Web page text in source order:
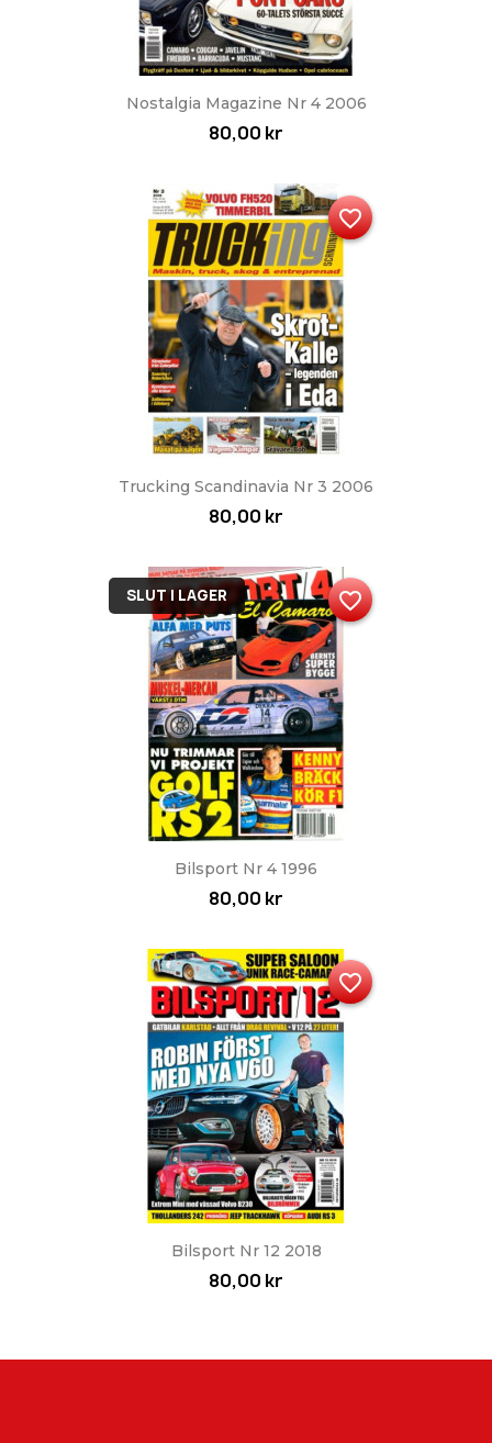
Nostalgia Magazine Nr 4 2006
80,00 kr
Trucking Scandinavia Nr 3 2006
80,00 kr
favorite_border
Bilsport Nr 4 1996
80,00 kr
SLUT I LAGER favorite_border
Bilsport Nr 12 2018
80,00 kr
favorite_border